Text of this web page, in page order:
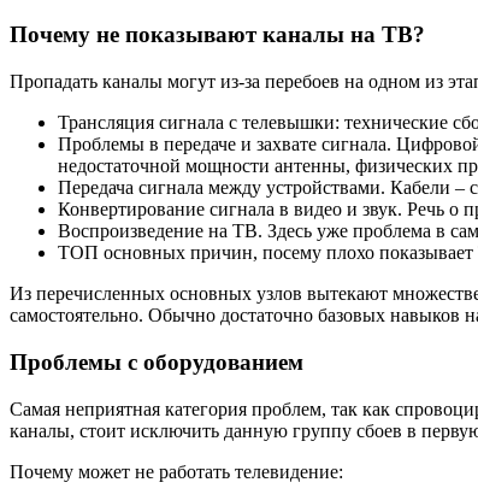
Почему не показывают каналы на ТВ?
Пропадать каналы могут из-за перебоев на одном из
Трансляция сигнала с телевышки: технические
Проблемы в передаче и захвате сигнала.
недостаточной мощности антенны, физических
Передача сигнала между устройствами. Кабели
Конвертирование сигнала в видео и звук. Речь о
Воспроизведение на ТВ. Здесь уже проблема в
ТОП основных причин, посему плохо
Из перечисленных основных узлов вытекают
самостоятельно. Обычно достаточно базовых навыков
Проблемы с оборудованием
Самая неприятная категория проблем, так как
каналы, стоит исключить данную группу сбоев в
Почему может не работать телевидение: